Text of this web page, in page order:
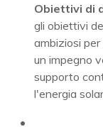
Obiettivi di
gli obiettivi
ambiziosi per
un impegno
supporto
l'energia